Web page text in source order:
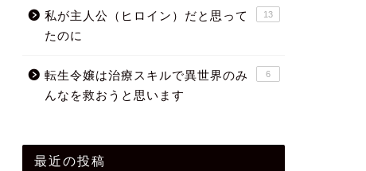
私が主人公（ヒロイン）だと思って
たのに
13
転生令嬢は治療スキルで異世界のみ
んなを救おうと思います
6
最近の投稿